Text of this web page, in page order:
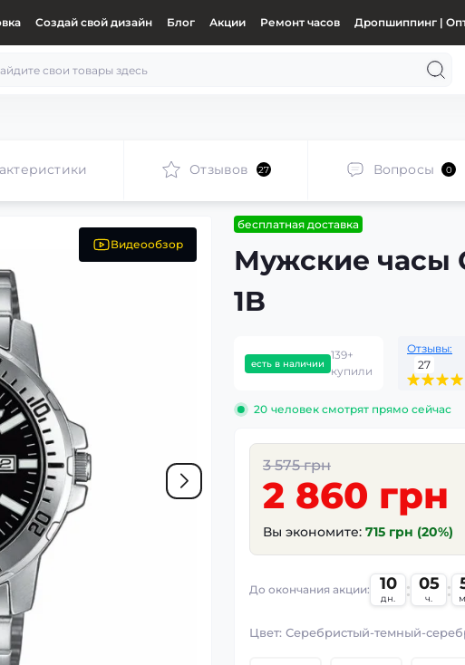
Создай свой дизайн Блог Акции Ремонт часов Дропшиппинг |
Отзывов 27 Вопросы 0
Видеообзор
бесплатная доставка
Мужские часы
1B
есть в наличии
139+
купили
Отзывы:
27
20 человек смотрят прямо сейчас
3 575 грн
2 860 грн
Вы экономите: 715 грн (20%)
До окончания акции: 10
дн. : 05
ч. :
Цвет: Серебристый-темный-